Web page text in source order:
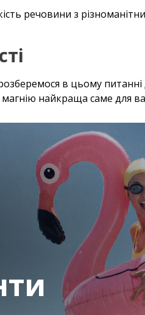
речовини з
в цьому
найкраща саме для